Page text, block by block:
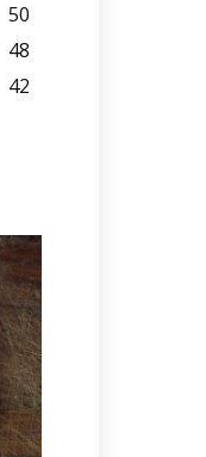
50
48
42